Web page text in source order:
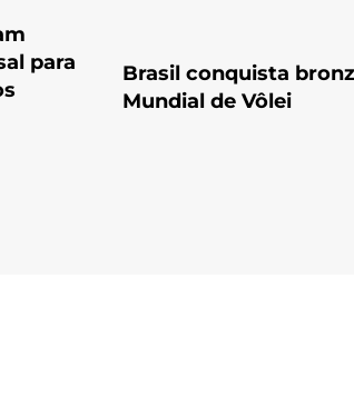
para
Brasil conquista
Mundial de Vôlei